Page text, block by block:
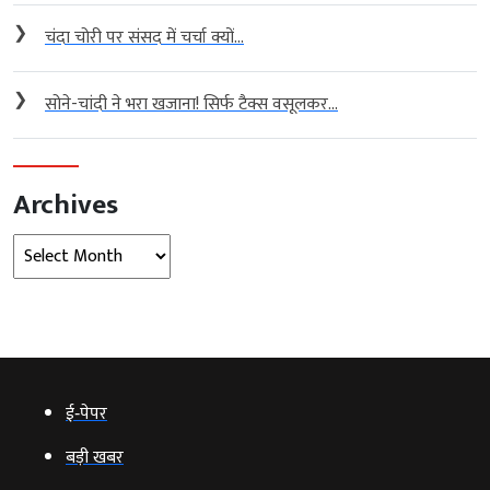
❯ चंदा चोरी पर संसद में चर्चा क्यों...
❯ सोने-चांदी ने भरा खजाना! सिर्फ टैक्स वसूलकर...
Archives
Archives
ई‑पेपर
बड़ी खबर